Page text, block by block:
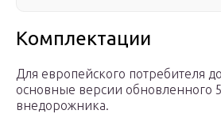
Комплектации
Для европейского потребителя
основные версии обновленного
внедорожника.